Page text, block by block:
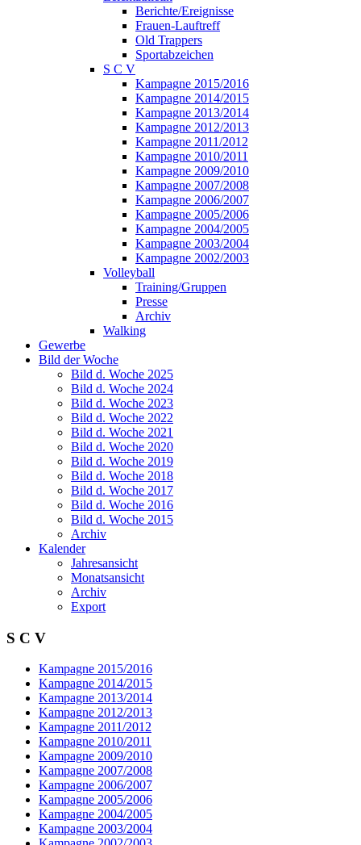
Berichte/Ereignisse
Frauen-Lauftreff
Old Trappers
Sportabzeichen
S C V
Kampagne 2015/2016
Kampagne 2014/2015
Kampagne 2013/2014
Kampagne 2012/2013
Kampagne 2011/2012
Kampagne 2010/2011
Kampagne 2009/2010
Kampagne 2007/2008
Kampagne 2006/2007
Kampagne 2005/2006
Kampagne 2004/2005
Kampagne 2003/2004
Kampagne 2002/2003
Volleyball
Training/Gruppen
Presse
Archiv
Walking
Gewerbe
Bild der Woche
Bild d. Woche 2025
Bild d. Woche 2024
Bild d. Woche 2023
Bild d. Woche 2022
Bild d. Woche 2021
Bild d. Woche 2020
Bild d. Woche 2019
Bild d. Woche 2018
Bild d. Woche 2017
Bild d. Woche 2016
Bild d. Woche 2015
Archiv
Kalender
Jahresansicht
Monatsansicht
Archiv
Export
S C V
Kampagne 2015/2016
Kampagne 2014/2015
Kampagne 2013/2014
Kampagne 2012/2013
Kampagne 2011/2012
Kampagne 2010/2011
Kampagne 2009/2010
Kampagne 2007/2008
Kampagne 2006/2007
Kampagne 2005/2006
Kampagne 2004/2005
Kampagne 2003/2004